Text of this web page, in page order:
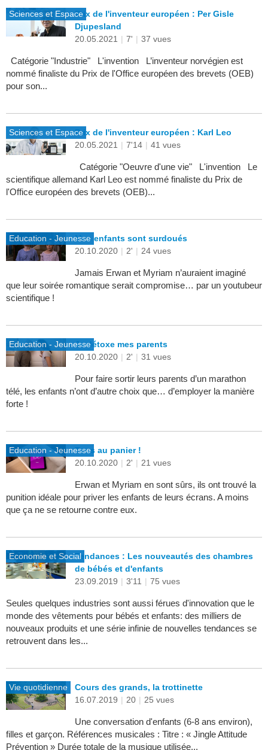
Sciences et EspacePrix de l'inventeur européen : Per Gisle
Djupesland
20.05.2021 | 7' | 37 vues
Catégorie "Industrie" L'invention L’inventeur norvégien est
nommé finaliste du Prix de l'Office européen des brevets (OEB)
pour son...
Sciences et EspacePrix de l'inventeur européen : Karl Leo
20.05.2021 | 7'14 | 41 vues
Catégorie "Oeuvre d'une vie" L'invention Le
scientifique allemand Karl Leo est nommé finaliste du Prix de
l'Office européen des brevets (OEB)...
Education - JeunesseMes enfants sont surdoués
20.10.2020 | 2' | 24 vues
Jamais Erwan et Myriam n’auraient imaginé
que leur soirée romantique serait compromise… par un youtubeur
scientifique !
Education - JeunesseJe détoxe mes parents
20.10.2020 | 2' | 31 vues
Pour faire sortir leurs parents d’un marathon
télé, les enfants n’ont d’autre choix que… d’employer la manière
forte !
Education - JeunesseTous au panier !
20.10.2020 | 2' | 21 vues
Erwan et Myriam en sont sûrs, ils ont trouvé la
punition idéale pour priver les enfants de leurs écrans. A moins
que ça ne se retourne contre eux.
Economie et SocialTendances : Les nouveautés des chambres
de bébés et d'enfants
23.09.2019 | 3'11 | 75 vues
Seules quelques industries sont aussi férues d'innovation que le
monde des vêtements pour bébés et enfants: des milliers de
nouveaux produits et une série infinie de nouvelles tendances se
retrouvent dans les...
Vie quotidienne
Cours des grands, la trottinette
16.07.2019 | 20 | 25 vues
Une conversation d'enfants (6-8 ans environ),
filles et garçon. Références musicales : Titre : « Jingle Attitude
Prévention » Durée totale de la musique utilisée...